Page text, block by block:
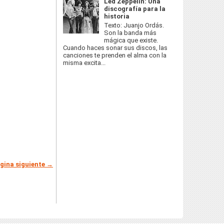
siguiente →
discografía para la
historia
Texto: Juanjo Ordás.
Son la banda más
mágica que existe.
Cuando haces sonar sus discos, las
canciones te prenden el alma con la
misma excita...